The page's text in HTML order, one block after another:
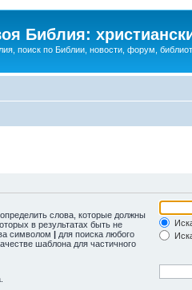
Библия:
поиск по Библии, новости, форум,
определить слова, которые должны
в результатах быть не
символом | для поиска любого
шаблона для частичного